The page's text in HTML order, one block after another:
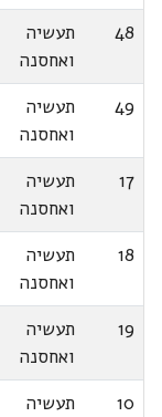
48
תעשיה
ואחסנה
49
תעשיה
ואחסנה
17
תעשיה
ואחסנה
18
תעשיה
ואחסנה
19
תעשיה
ואחסנה
10
תעשיה